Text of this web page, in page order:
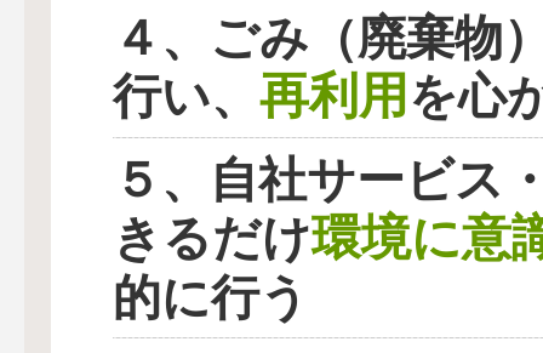
４、ごみ（廃棄物
行い、 再利用を心
５、自社サービス
きるだけ環境に意
的に行う